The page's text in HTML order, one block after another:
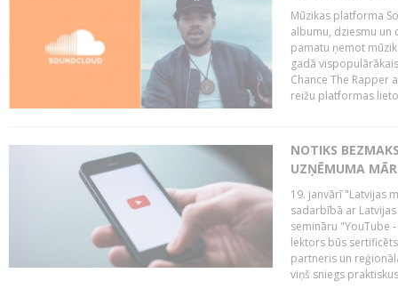
Mūzikas platforma
albumu, dziesmu un
pamatu ņemot
gadā
Chance The Rapper
reižu platformas
NOTIKS
UZŅĒMUMA
19. janvārī "Latvijas
sadarbībā ar
semināru "YouTube
lektors būs
partneris un
viņš sniegs